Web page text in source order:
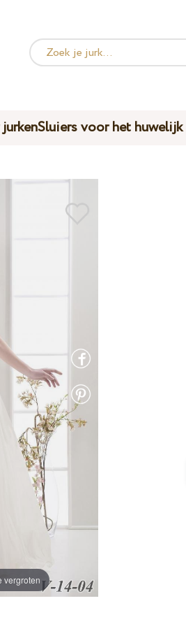
Sluiers voor het huwelijk
vergroten